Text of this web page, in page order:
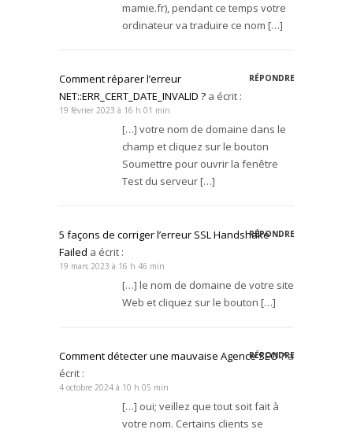
mamie.fr), pendant ce temps votre
ordinateur va traduire ce nom […]
Comment réparer l’erreur
NET::ERR_CERT_DATE_INVALID ? a écrit :
RÉPONDRE
19 février 2023 à 16 h 01 min
[…] votre nom de domaine dans le
champ et cliquez sur le bouton
Soumettre pour ouvrir la fenêtre
Test du serveur […]
5 façons de corriger l’erreur SSL Handshake
Failed a écrit :
RÉPONDRE
19 mars 2023 à 16 h 46 min
[…] le nom de domaine de votre site
Web et cliquez sur le bouton […]
Comment détecter une mauvaise Agence SEO ?a
écrit :
RÉPONDRE
4 octobre 2024 à 10 h 05 min
[…] oui; veillez que tout soit fait à
votre nom. Certains clients se